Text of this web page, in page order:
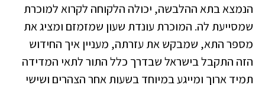
הנמצא בתא ההלבשה, יכולה הלקוחה לקרוא למוכרת
שמסייעת לה. המוכרת עונדת שעון שמזמזם ומציג את
מספר התא, שמבקש את עזרתה, מעניין איך החידוש
הזה התקבל בישראל שבדרך כלל התור לתאי המדידה
תמיד ארוך ומייגע במיוחד בשעות אחר הצהרים ושישי